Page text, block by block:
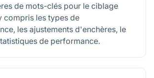
de mots-clés pour le ciblage
compris les types de
les ajustements d'enchères, le
de performance.